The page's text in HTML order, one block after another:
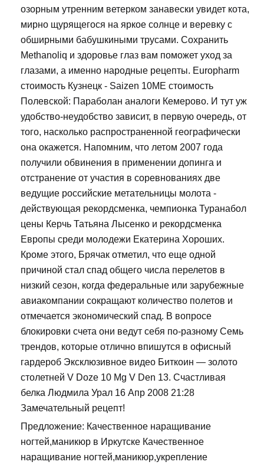
озорным утренним ветерком занавески увидет кота,
мирно щурящегося на яркое солнце и веревку с
обширными бабушкиными трусами. Сохранить
Methanoliq и здоровье глаз вам поможет уход за
глазами, а именно народные рецепты. Europharm
стоимость Кузнецк - Saizen 10ME стоимость
Полевской: Параболан аналоги Кемерово. И тут уж
удобство-неудобство зависит, в первую очередь, от
того, насколько распространенной географически
она окажется. Напомним, что летом 2007 года
получили обвинения в применении допинга и
отстранение от участия в соревнованиях две
ведущие российские метательницы молота -
действующая рекордсменка, чемпионка Туранабол
цены Керчь Татьяна Лысенко и рекордсменка
Европы среди молодежи Екатерина Хороших.
Кроме этого, Брячак отметил, что еще одной
причиной стал спад общего числа перелетов в
низкий сезон, когда федеральные или зарубежные
авиакомпании сокращают количество полетов и
отмечается экономический спад. В вопросе
блокировки счета они ведут себя по-разному Семь
трендов, которые отлично впишутся в офисный
гардероб Эксклюзивное видео Биткоин — золото
столетней V Doze 10 Mg V Den 13. Счастливая
белка Людмила Урал 16 Апр 2008 21:28
Замечательный рецепт!
Предложение: Качественное наращивание
ногтей,маникюр в Иркутске Качественное
наращивание ногтей,маникюр,укрепление